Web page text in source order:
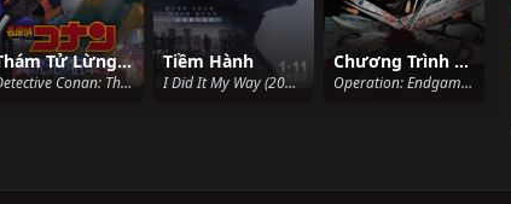
Thám Tử Lừng Danh Conan: Sát Thủ Bắn Tỉa Không Tưởng
Detective Conan: The Sniper from Another Dimension (2014)
Tiềm Hành
I Did It My Way (2023)
Chương Trình Lật Tẩy
Operation: Endgame (2010)